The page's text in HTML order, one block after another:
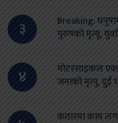
३
Breaking:
पुरुषको मृत्यू,
४
मोटरसाइकल
जनाको मृत्यु, दुई
कतारमा काम